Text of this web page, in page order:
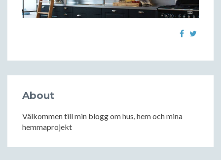
About
Välkommen till min blogg om hus, hem och mina
hemmaprojekt